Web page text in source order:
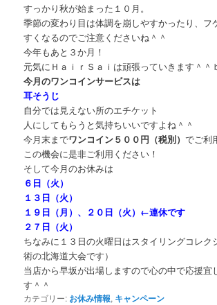
すっかり秋が始まった１０月。
季節の変わり目は体調を崩しやすかったり、フ
すくなるのでご注意くださいね＾＾
今年もあと３か月！
元気にＨａｉｒＳａｉは頑張っていきます＾＾
今月のワンコインサービスは
耳そうじ
自分では見えない所のエチケット
人にしてもらうと気持ちいいですよね＾＾
今月末までワンコイン５００円（税別）でご利
この機会に是非ご利用ください！
そして今月のお休みは
６日（火）
１３日（火）
１９日（月）、２０日（火）←連休です
２７日（火）
ちなみに１３日の火曜日はスタイリングコレク
術の北海道大会です）
当店から早坂が出場しますので心の中で応援宜
す＾＾
カテゴリー: お休み情報, キャンペーン